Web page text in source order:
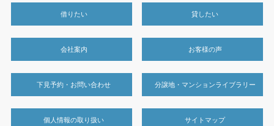
借りたい 貸したい
会社案内 お客様の声
下見予約・お問い合わせ 分譲地・マンションライブラリー
個人情報の取り扱い サイトマップ